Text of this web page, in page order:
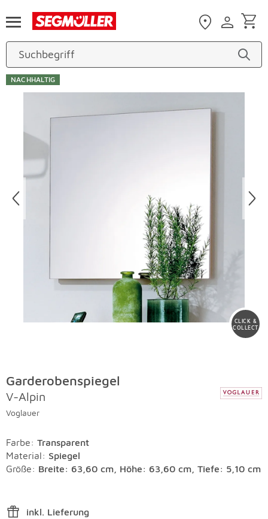
NACHHALTIG
Produktbilder überspringen
CLICK &
COLLECT
Garderobenspiegel
V-Alpin
Voglauer
Farbe: Transparent
Material: Spiegel
Größe: Breite: 63,60 cm, Höhe: 63,60 cm, Tiefe: 5,10 cm
inkl. Lieferung